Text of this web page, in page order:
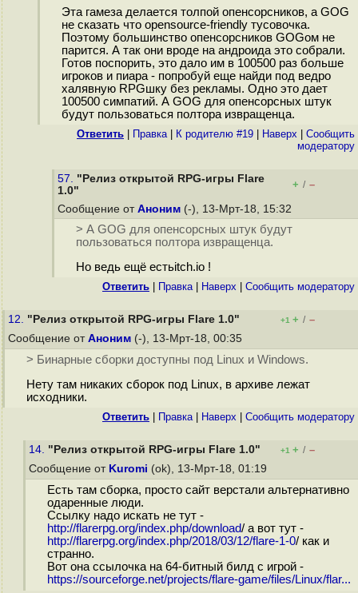
Эта гамеза делается толпой опенсорсников, а GOG
не сказать что opensource-friendly тусовочка.
Поэтому большинство опенсорсников GOGом не
парится. А так они вроде на андроида это собрали.
Готов поспорить, это дало им в 100500 раз больше
игроков и пиара - попробуй еще найди под ведро
халявную RPGшку без рекламы. Одно это дает
100500 симпатий. А GOG для опенсорсных штук
будут пользоваться полтора извращенца.
Ответить Правка| К родителю #19 Наверх
Cообщить
модератору
57. "Релиз открытой RPG-игры Flare
1.0"
+ / –
Сообщение от Аноним (-), 13-Мрт-18, 15:32
> А GOG для опенсорсных штук будут
пользоваться полтора извращенца.
Но ведь ещё естьitch.io !
Ответить Правка| Наверх Cообщить модератору
12. "Релиз открытой RPG-игры Flare 1.0" +1 + / –
Сообщение от Аноним (-), 13-Мрт-18, 00:35
> Бинарные сборки доступны под Linux и Windows.
Нету там никаких сборок под Linux, в архиве лежат
исходники.
Ответить Правка| Наверх Cообщить модератору
14. "Релиз открытой RPG-игры Flare 1.0" +1 + / –
Сообщение от Kuromi (ok), 13-Мрт-18, 01:19
Есть там сборка, просто сайт верстали альтернативно
одаренные люди.
Ссылку надо искать не тут -
http://flarerpg.org/index.php/download/ а вот тут -
http://flarerpg.org/index.php/2018/03/12/flare-1-0/ как и
странно.
Вот она ссылочка на 64-битный билд с игрой -
https://sourceforge.net/projects/flare-game/files/Linux/flar...